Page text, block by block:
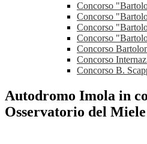
Concorso
Concorso
Concorso
Concorso
Concorso
Concorso
Concorso B.
Autodromo Imola in
Osservatorio del Miele